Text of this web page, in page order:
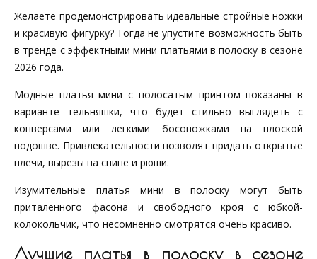
Желаете продемонстрировать идеальные стройные ножки
и красивую фигурку? Тогда не упустите возможность быть
в тренде с эффектными мини платьями в полоску в сезоне
2026 года.
Модные платья мини с полосатым принтом показаны в
варианте тельняшки, что будет стильно выглядеть с
конверсами или легкими босоножками на плоской
подошве. Привлекательности позволят придать открытые
плечи, вырезы на спине и рюши.
Изумительные платья мини в полоску могут быть
приталенного фасона и свободного кроя с юбкой-
колокольчик, что несомненно смотрятся очень красиво.
Лучшие платья в полоску в сезоне